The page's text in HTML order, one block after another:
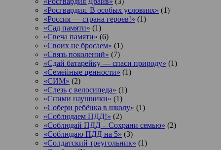
«Росгвардия. В особых условиях» (1)
«Россия — страна героев!» (1)
«Сад памяти» (1)
«Свеча памяти» (6)
«Своих не бросаем» (1)
«Связь поколений» (7)
«Сдай батарейку — спаси природу» (1)
«Семейные ценности» (1)
«СИМ» (2)
«Слезь с велосипеда» (1)
«Сними наушники» (1)
«Собери ребёнка в школу» (1)
«Соблюдаем ПДД!» (2)
«Соблюдай ПДД – Сохрани семью» (2)
«Соблюдаю ПДД на 5» (3)
«Солдатский треугольник» (1)